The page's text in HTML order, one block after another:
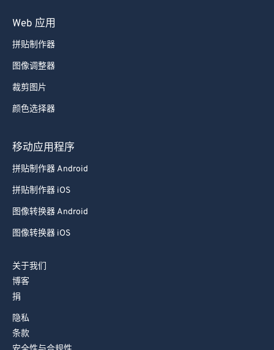
Web 应用
拼贴制作器
图像调整器
裁剪图片
颜色选择器
移动应用程序
拼贴制作器 Android
拼贴制作器 iOS
图像转换器 Android
图像转换器 iOS
关于我们
博客
捐
隐私
条款